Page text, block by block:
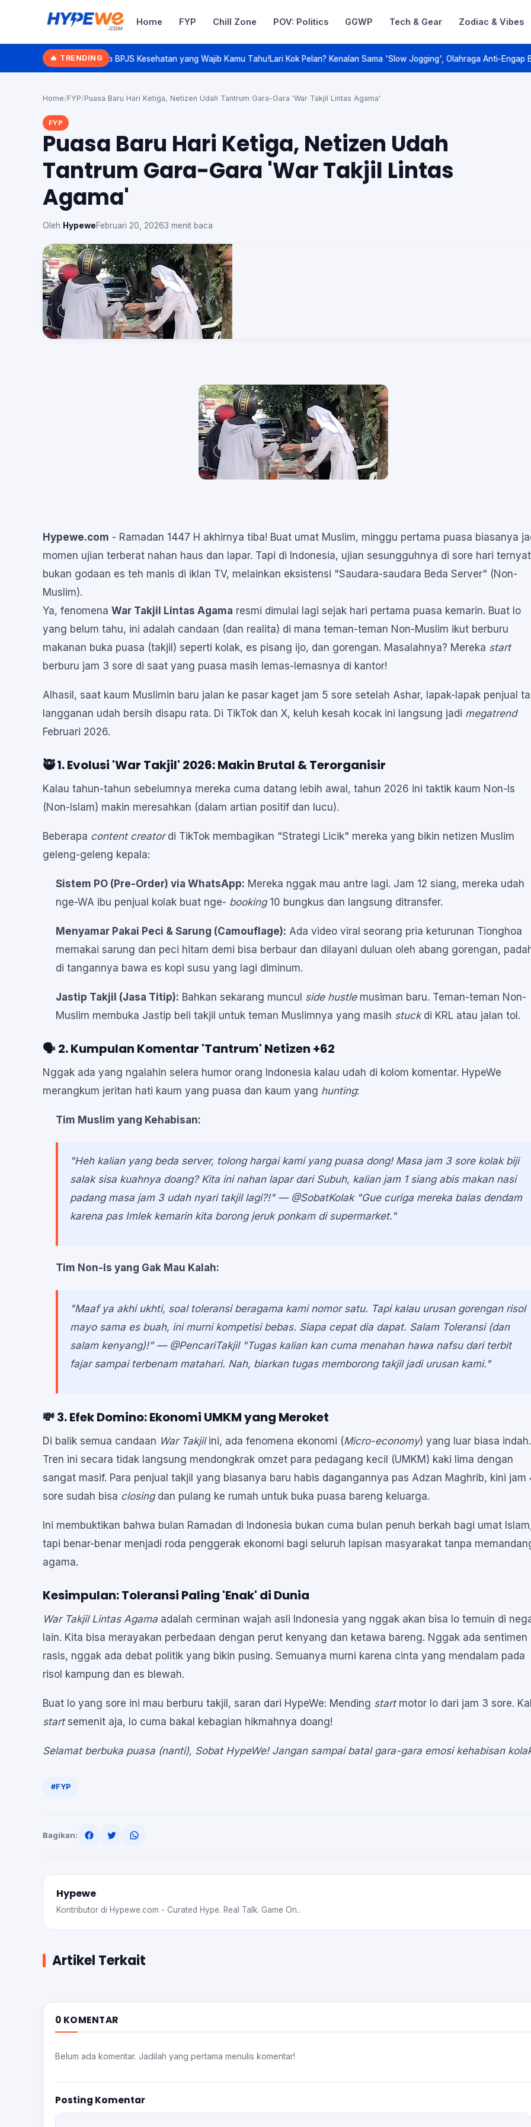
Hypewe.com - Curated Hype. Real Talk. Game On.
Home FYP Chill Zone POV: Politics GGWP Tech & Gear Zodiac & Vibes
Cari artikel
🔥 TRENDING
BPJS Kesehatan yang Wajib Kamu Tahu!Lari Kok Pelan? Kenalan Sama 'Slow Jogging', Olahraga Anti-Engap Buat Kaum Soft Life!Lagi
Home/FYP/Puasa Baru Hari Ketiga, Netizen Udah Tantrum Gara-Gara 'War Takjil Lintas Agama'
FYP
Puasa Baru Hari Ketiga, Netizen Udah
Tantrum Gara-Gara 'War Takjil Lintas
Agama'
Oleh HypeweFebruari 20, 20263 menit baca
Hypewe.com - Ramadan 1447 H akhirnya tiba! Buat umat Muslim, minggu pertama puasa biasanya
momen ujian terberat nahan haus dan lapar. Tapi di Indonesia, ujian sesungguhnya di sore hari
bukan godaan es teh manis di iklan TV, melainkan eksistensi "Saudara-saudara Beda Server" (Non-
Muslim).
Ya, fenomena War Takjil Lintas Agama resmi dimulai lagi sejak hari pertama puasa kemarin. Buat lo
yang belum tahu, ini adalah candaan (dan realita) di mana teman-teman Non-Muslim ikut berburu
makanan buka puasa (takjil) seperti kolak, es pisang ijo, dan gorengan. Masalahnya? Mereka start
berburu jam 3 sore di saat yang puasa masih lemas-lemasnya di kantor!
Alhasil, saat kaum Muslimin baru jalan ke pasar kaget jam 5 sore setelah Ashar, lapak-lapak penjual
langganan udah bersih disapu rata. Di TikTok dan X, keluh kesah kocak ini langsung jadi megatrend
Februari 2026.
🥷 1. Evolusi 'War Takjil' 2026: Makin Brutal & Terorganisir
Kalau tahun-tahun sebelumnya mereka cuma datang lebih awal, tahun 2026 ini taktik kaum Non-Is
(Non-Islam) makin meresahkan (dalam artian positif dan lucu).
Beberapa content creatordi TikTok membagikan "Strategi Licik" mereka yang bikin netizen Muslim
geleng-geleng kepala:
Sistem PO (Pre-Order) via WhatsApp: Mereka nggak mau antre lagi. Jam 12 siang, mereka udah
nge-WA ibu penjual kolak buat nge- booking10 bungkus dan langsung ditransfer.
Menyamar Pakai Peci & Sarung (Camouflage): Ada video viral seorang pria keturunan Tionghoa
memakai sarung dan peci hitam demi bisa berbaur dan dilayani duluan oleh abang gorengan,
di tangannya bawa es kopi susu yang lagi diminum.
Jastip Takjil (Jasa Titip): Bahkan sekarang muncul side hustlemusiman baru. Teman-teman Non-
Muslim membuka Jastip beli takjil untuk teman Muslimnya yang masih stuckdi KRL atau jalan tol.
🗣️ 2. Kumpulan Komentar 'Tantrum' Netizen +62
Nggak ada yang ngalahin selera humor orang Indonesia kalau udah di kolom komentar. HypeWe
merangkum jeritan hati kaum yang puasa dan kaum yang hunting:
Tim Muslim yang Kehabisan:
"Heh kalian yang beda server, tolong hargai kami yang puasa dong! Masa jam 3 sore kolak biji
salak sisa kuahnya doang? Kita ini nahan lapar dari Subuh, kalian jam 1 siang abis makan nasi
padang masa jam 3 udah nyari takjil lagi?!"— @SobatKolak "Gue curiga mereka balas dendam
karena pas Imlek kemarin kita borong jeruk ponkam di supermarket."
Tim Non-Is yang Gak Mau Kalah:
"Maaf ya akhi ukhti, soal toleransi beragama kami nomor satu. Tapi kalau urusan gorengan risol
mayo sama es buah, ini murni kompetisi bebas. Siapa cepat dia dapat. Salam Toleransi (dan
salam kenyang)!"— @PencariTakjil "Tugas kalian kan cuma menahan hawa nafsu dari terbit
fajar sampai terbenam matahari. Nah, biarkan tugas memborong takjil jadi urusan kami."
💸 3. Efek Domino: Ekonomi UMKM yang Meroket
Di balik semua candaan War Takjilini, ada fenomena ekonomi (Micro-economy) yang luar biasa indah.
Tren ini secara tidak langsung mendongkrak omzet para pedagang kecil (UMKM) kaki lima dengan
sangat masif. Para penjual takjil yang biasanya baru habis dagangannya pas Adzan Maghrib, kini jam
sore sudah bisa closingdan pulang ke rumah untuk buka puasa bareng keluarga.
Ini membuktikan bahwa bulan Ramadan di Indonesia bukan cuma bulan penuh berkah bagi umat
tapi benar-benar menjadi roda penggerak ekonomi bagi seluruh lapisan masyarakat tanpa
agama.
Kesimpulan: Toleransi Paling 'Enak' di Dunia
War Takjil Lintas Agama adalah cerminan wajah asli Indonesia yang nggak akan bisa lo temuin di
lain. Kita bisa merayakan perbedaan dengan perut kenyang dan ketawa bareng. Nggak ada sentimen
rasis, nggak ada debat politik yang bikin pusing. Semuanya murni karena cinta yang mendalam pada
risol kampung dan es blewah.
Buat lo yang sore ini mau berburu takjil, saran dari HypeWe: Mending startmotor lo dari jam 3 sore.
startsemenit aja, lo cuma bakal kebagian hikmahnya doang!
Selamat berbuka puasa (nanti), Sobat HypeWe! Jangan sampai batal gara-gara emosi kehabisan
#FYP
Bagikan:
Hypewe
Kontributor di Hypewe.com - Curated Hype. Real Talk. Game On..
Artikel Terkait
0 KOMENTAR
Belum ada komentar. Jadilah yang pertama menulis komentar!
Posting Komentar